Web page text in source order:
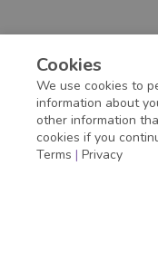
Cookies
We use cookies to
information about
other information
cookies if you
Terms | Privacy